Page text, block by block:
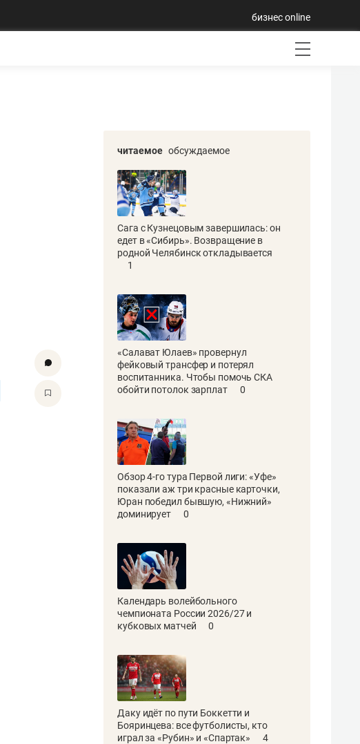
бизнес online
читаемое обсуждаемое
Сага с Кузнецовым завершилась: он
едет в «Сибирь». Возвращение в
родной Челябинск откладывается
1
«Салават Юлаев» провернул
фейковый трансфер и потерял
воспитанника. Чтобы помочь СКА
обойти потолок зарплат
0
Обзор 4-го тура Первой лиги: «Уфе»
показали аж три красные карточки,
Юран победил бывшую, «Нижний»
доминирует
0
Календарь волейбольного
чемпионата России 2026/27 и
кубковых матчей
0
Даку идёт по пути Боккетти и
Бояринцева: все футболисты, кто
играл за «Рубин» и «Спартак»
4